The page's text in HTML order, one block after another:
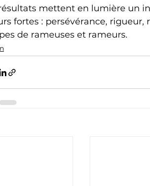
mettent en lumière un
fortes : persévérance,
de rameuses et rameurs.